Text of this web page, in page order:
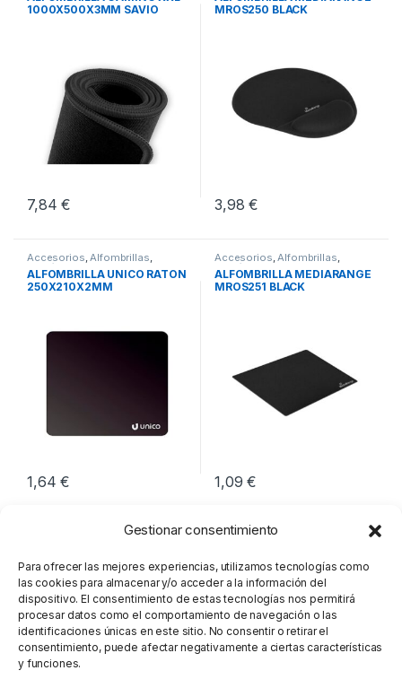
Gestionar consentimiento
Para ofrecer las mejores experiencias, utilizamos tecnologías como
las cookies para almacenar y/o acceder a la información del
dispositivo. El consentimiento de estas tecnologías nos permitirá
procesar datos como el comportamiento de navegación o las
identificaciones únicas en este sitio. No consentir o retirar el
consentimiento, puede afectar negativamente a ciertas características
y funciones.
1000X500X3MM SAVIO
7,84€
MROS250 BLACK
3,98€
Accesorios,Alfombrillas,
Periféricos
ALFOMBRILLA UNICO RATON
250X210X2MM
1,64€
Accesorios,Alfombrillas,
Periféricos
ALFOMBRILLA MEDIARANGE
MROS251 BLACK
1,09€